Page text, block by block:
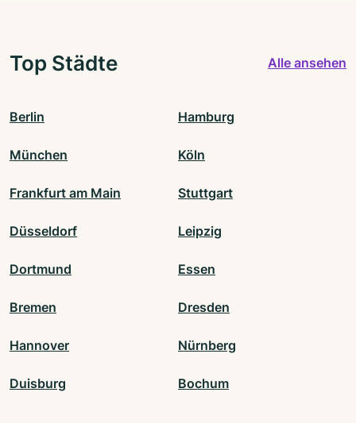
Top Städte Alle ansehen
Berlin Hamburg
München Köln
Frankfurt am Main Stuttgart
Düsseldorf Leipzig
Dortmund Essen
Bremen Dresden
Hannover Nürnberg
Duisburg Bochum